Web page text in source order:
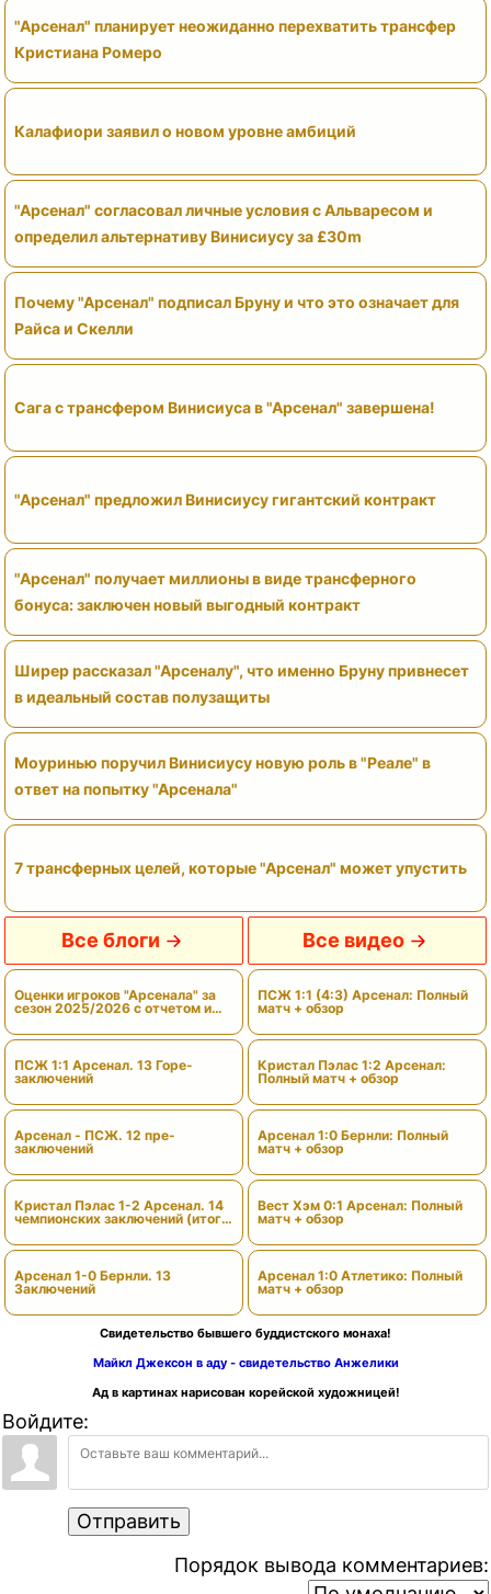
"Арсенал" планирует неожиданно перехватить трансфер
Кристиана Ромеро
Калафиори заявил о новом уровне амбиций
"Арсенал" согласовал личные условия с Альваресом и
определил альтернативу Винисиусу за £30m
Почему "Арсенал" подписал Бруну и что это означает для
Райса и Скелли
Сага с трансфером Винисиуса в "Арсенал" завершена!
"Арсенал" предложил Винисиусу гигантский контракт
"Арсенал" получает миллионы в виде трансферного
бонуса: заключен новый выгодный контракт
Ширер рассказал "Арсеналу", что именно Бруну привнесет
в идеальный состав полузащиты
Моуринью поручил Винисиусу новую роль в "Реале" в
ответ на попытку "Арсенала"
7 трансферных целей, которые "Арсенал" может упустить
Все блоги
Оценки игроков "Арсенала" за
сезон 2025/2026 с отчетом и
ПСЖ 1:1 Арсенал. 13 Горе-
заключений
Арсенал - ПСЖ. 12 пре-
заключений
Кристал Пэлас 1-2 Арсенал. 14
чемпионских заключений (итоги
Арсенал 1-0 Бернли. 13
Заключений
Все видео
ПСЖ 1:1 (4:3) Арсенал: Полный
матч + обзор
Кристал Пэлас 1:2 Арсенал:
Полный матч + обзор
Арсенал 1:0 Бернли: Полный
матч + обзор
Вест Хэм 0:1 Арсенал: Полный
матч + обзор
Арсенал 1:0 Атлетико: Полный
матч + обзор
Свидетельство бывшего буддистского монаха!
Майкл Джексон в аду - свидетельство Анжелики
Ад в картинах нарисован корейской художницей!
Войдите:
Отправить
Порядок вывода комментариев: